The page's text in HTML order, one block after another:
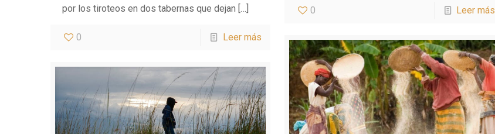
0 Leer más
por los tiroteos en dos tabernas que dejan […]
0 Leer más